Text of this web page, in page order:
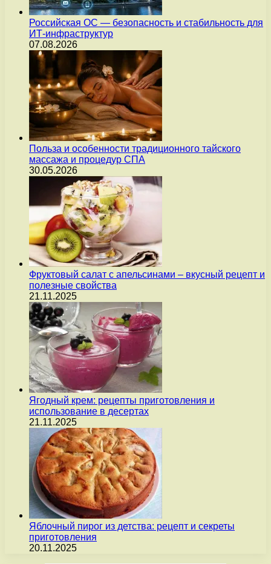
Российская ОС — безопасность и стабильность для
ИТ-инфраструктур
07.08.2026
Польза и особенности традиционного тайского
массажа и процедур СПА
30.05.2026
Фруктовый салат с апельсинами – вкусный рецепт и
полезные свойства
21.11.2025
Ягодный крем: рецепты приготовления и
использование в десертах
21.11.2025
Яблочный пирог из детства: рецепт и секреты
приготовления
20.11.2025